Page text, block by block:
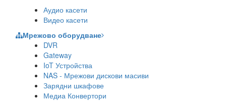
Аудио касети
Видео касети
Мрежово оборудване
DVR
Gateway
IoT Устройства
NAS - Мрежови дискови масиви
Зарядни шкафове
Медиа Конвертори